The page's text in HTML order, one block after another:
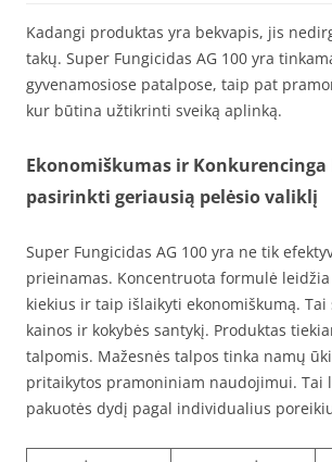
Kadangi produktas yra bekvapis, jis
takų. Super Fungicidas AG 100 yra
gyvenamosiose patalpose, taip pat
kur būtina užtikrinti sveiką aplinką.
Ekonomiškumas ir Konkurencinga
pasirinkti geriausią pelėsio valiklį
Super Fungicidas AG 100 yra ne tik
prieinamas. Koncentruota formulė
kiekius ir taip išlaikyti ekonomiškumą. Tai
kainos ir kokybės santykį. Produktas
talpomis. Mažesnės talpos tinka namų
pritaikytos pramoniniam naudojimui. Tai
pakuotės dydį pagal individualius